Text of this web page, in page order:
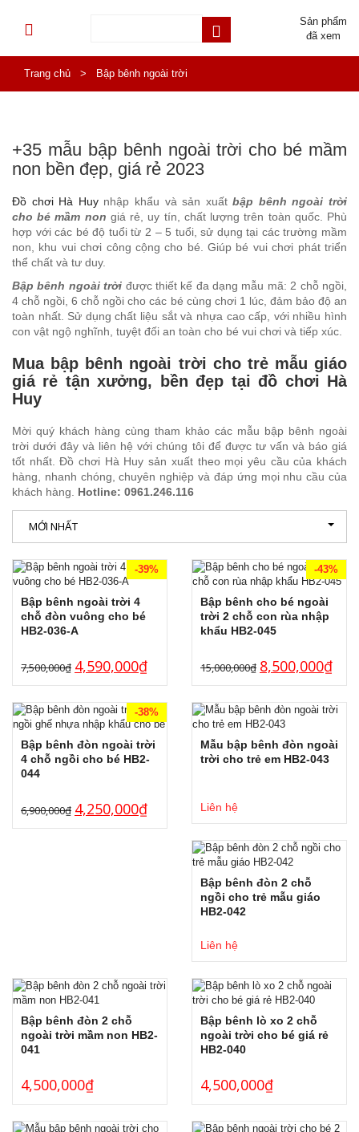
Sản phẩm
đã xem
Trang chủ > Bập bênh ngoài trời
+35 mẫu bập bênh ngoài trời cho bé mầm
non bền đẹp, giá rẻ 2023
Đồ chơi Hà Huynhập khẩu và sản xuấtbập bênh ngoài trời
cho bé mầm non giá rẻ, uy tín, chất lượng trên toàn quốc. Phù
hợp với các bé độ tuổi từ 2 – 5 tuổi, sử dụng tại các trường mầm
non, khu vui chơi công cộng cho bé. Giúp bé vui chơi phát triển
thể chất và tư duy.
Bập bênh ngoài trời được thiết kế đa dạng mẫu mã: 2 chỗ ngồi,
4 chỗ ngồi, 6 chỗ ngồi cho các bé cùng chơi 1 lúc, đảm bảo độ an
toàn nhất. Sử dụng chất liệu sắt và nhựa cao cấp, với nhiều hình
con vật ngộ nghĩnh, tuyệt đối an toàn cho bé vui chơi và tiếp xúc.
Mua bập bênh ngoài trời cho trẻ mẫu giáo
giá rẻ tận xưởng, bền đẹp tại đồ chơi Hà
Huy
Mời quý khách hàng cùng tham khảo các mẫu bập bênh ngoài
trời dưới đây và liên hệ với chúng tôi để được tư vấn và báo giá
tốt nhất. Đồ chơi Hà Huy sản xuất theo mọi yêu cầu của khách
hàng, nhanh chóng, chuyên nghiệp và đáp ứng mọi nhu cầu của
khách hàng. Hotline: 0961.246.116
MỚI NHẤT
-39%
Bập bênh ngoài trời 4
chỗ đòn vuông cho bé
HB2-036-A
7,500,000₫ 4,590,000₫
-43%
Bập bênh cho bé ngoài
trời 2 chỗ con rùa nhập
khẩu HB2-045
15,000,000₫ 8,500,000₫
-38%
Bập bênh đòn ngoài trời
4 chỗ ngồi cho bé HB2-
044
6,900,000₫ 4,250,000₫
Mẫu bập bênh đòn ngoài
trời cho trẻ em HB2-043
Liên hệ
Bập bênh đòn 2 chỗ
ngồi cho trẻ mẫu giáo
HB2-042
Liên hệ
Bập bênh đòn 2 chỗ
ngoài trời mầm non HB2-
041
4,500,000₫
Bập bênh lò xo 2 chỗ
ngoài trời cho bé giá rẻ
HB2-040
4,500,000₫